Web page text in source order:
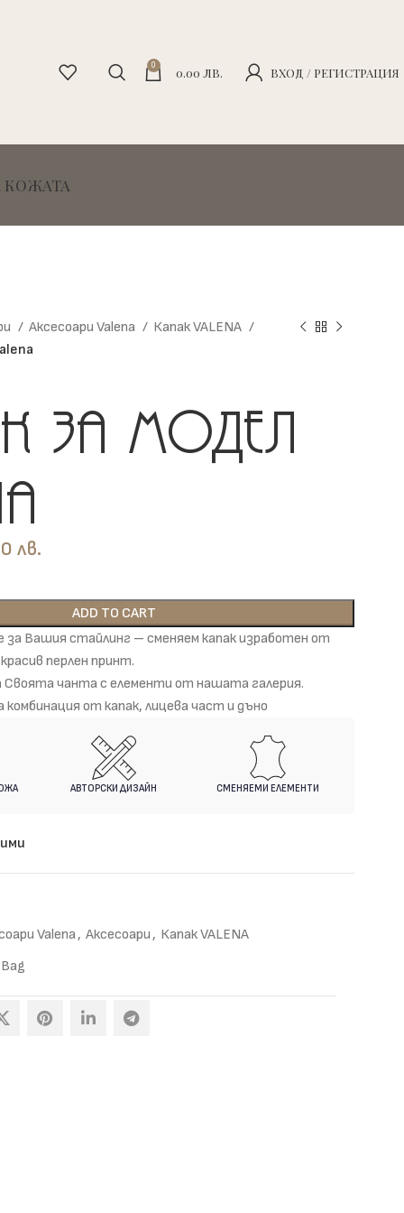
0 0.00 ЛВ. ВХОД / РЕГИСТРАЦИЯ
КОЖАТА
Аксесоари Valena
Капак VALENA
€€
за модел
лв.
ADD TO CART
Вашия стайлинг – сменяем капак изработен от
перлен принт.
Своята чанта с елементи от нашата галерия.
комбинация от капак, лицева част и дъно
АВТОРСКИ ДИЗАЙН СМЕНЯЕМИ ЕЛЕМЕНТИ
Valena, Аксесоари, Капак VALENA